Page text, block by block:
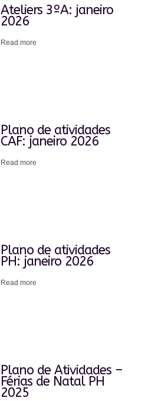
Ateliers 3ºA: janeiro
2026
Read more
Plano de atividades
CAF: janeiro 2026
Read more
Plano de atividades
PH: janeiro 2026
Read more
Plano de Atividades –
Férias de Natal PH
2025